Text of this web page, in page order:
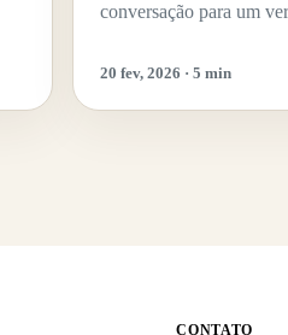
conversação para um
20 fev, 2026 · 5 min
CONTATO